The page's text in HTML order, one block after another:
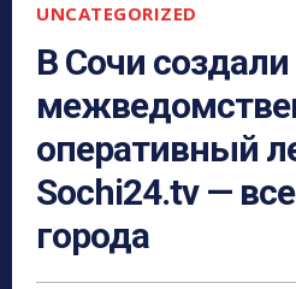
UNCATEGORIZED
В Сочи создали
оперативный
Sochi24.tv —
города